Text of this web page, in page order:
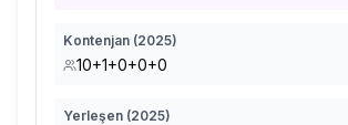
Kontenjan (2025)
10+1+0+0+0
Yerleşen (2025)